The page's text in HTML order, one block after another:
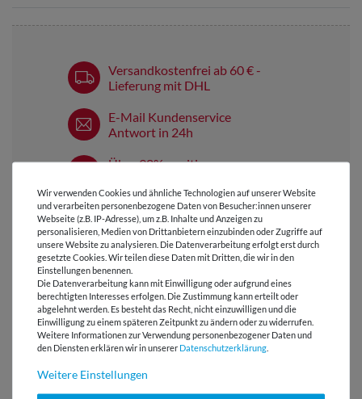
Versandkostenfrei ab 60 € -
Lieferung mit DHL
E-Mail Kundenservice
Antwort in 24h
Über 98% positive
Über 110 Gratis
Schnittmuster für Dich
VIELLEICHT AUCH INTERESSANT
Wir verwenden Cookies und ähnliche Technologien auf unserer Website
und verarbeiten personenbezogene Daten von Besucher:innen unserer
Webseite (z.B. IP-Adresse), um z.B. Inhalte und Anzeigen zu
personalisieren, Medien von Drittanbietern einzubinden oder Zugriffe auf
unsere Website zu analysieren. Die Datenverarbeitung erfolgt erst durch
gesetzte Cookies. Wir teilen diese Daten mit Dritten, die wir in den
Einstellungen benennen.
Die Datenverarbeitung kann mit Einwilligung oder aufgrund eines
berechtigten Interesses erfolgen. Die Zustimmung kann erteilt oder
abgelehnt werden. Es besteht das Recht, nicht einzuwilligen und die
Einwilligung zu einem späteren Zeitpunkt zu ändern oder zu widerrufen.
Weitere Informationen zur Verwendung personenbezogener Daten und
den Diensten erklären wir in unserer Daten­schutz­erklärung
Weitere Einstellungen